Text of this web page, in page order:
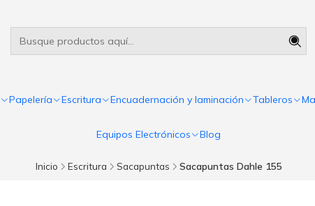
Papelería Escritura Encuadernación y laminación Tableros
Equipos Electrónicos Blog
Inicio Escritura Sacapuntas Sacapuntas Dahle 155